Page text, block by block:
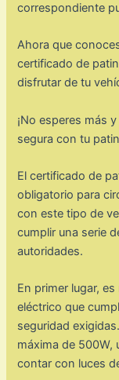
correspondiente
Ahora que
certificado de
disfrutar de tu
¡No esperes más
segura con tu
El certificado de
obligatorio para
con este tipo de
cumplir una serie
autoridades.
En primer lugar,
eléctrico que
seguridad
máxima de 500W,
contar con luces